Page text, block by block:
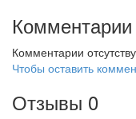
Комментарии
Комментарии
Чтобы оставить
Отзывы 0